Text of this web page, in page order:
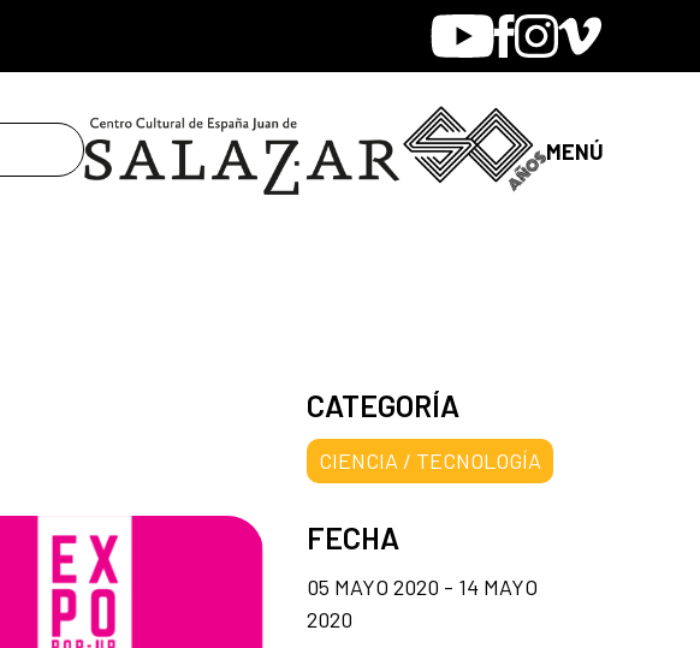
YoutubeFacebook
Instagram
Vimeo
MENÚ
CATEGORÍA
CIENCIA / TECNOLOGÍA
FECHA
05 MAYO 2020 - 14 MAYO
2020